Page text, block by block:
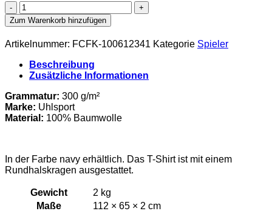
FC
Förderkader
René
Schneider
-
Shirt
Menge
Zum Warenkorb hinzufügen
Artikelnummer: FCFK-100612341 Kategorie Spieler
Beschreibung
Zusätzliche Informationen
Grammatur: 300 g/m²
Marke: Uhlsport
Material : 100% Baumwolle
In der Farbe navy erhältlich. Das T-Shirt ist mit einem
Rundhalskragen ausgestattet.
Gewicht
2 kg
Maße
112 × 65 × 2 cm